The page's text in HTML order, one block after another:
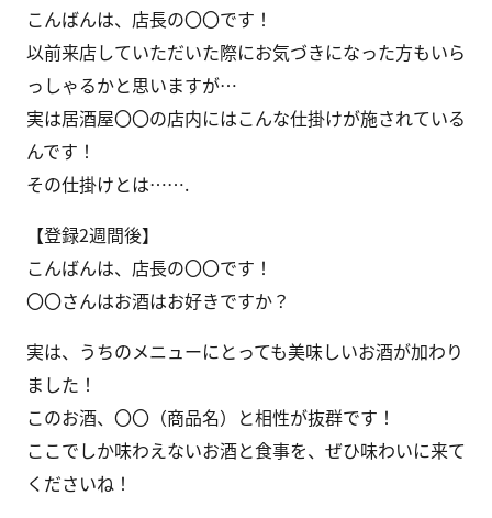
こんばんは、店長の〇〇です！
以前来店していただいた際にお気づきになった方もいら
っしゃるかと思いますが…
実は居酒屋〇〇の店内にはこんな仕掛けが施されている
んです！
その仕掛けとは…….
【登録2週間後】
こんばんは、店長の〇〇です！
〇〇さんはお酒はお好きですか？
実は、うちのメニューにとっても美味しいお酒が加わり
ました！
このお酒、〇〇（商品名）と相性が抜群です！
ここでしか味わえないお酒と食事を、ぜひ味わいに来て
くださいね！